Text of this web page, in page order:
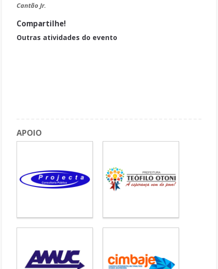
Cantão Jr.
Compartilhe!
Outras atividades do evento
APOIO